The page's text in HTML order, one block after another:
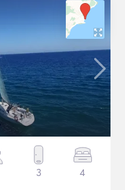
3 4